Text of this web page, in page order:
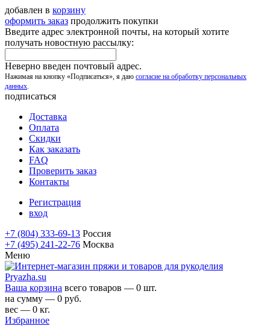
добавлен в корзину
оформить заказ продолжить покупки
Введите адрес электронной почты, на который хотите
получать новостную рассылку:
Неверно введен почтовый адрес.
Нажимая на кнопку «Подписаться», я даю согласие на обработку персональных
данных.
подписаться
Доставка
Оплата
Скидки
Как заказать
FAQ
Проверить заказ
Контакты
Регистрация
вход
+7 (804) 333-69-13 Россия
+7 (495) 241-22-76 Москва
Меню
Ваша корзина всего товаров — 0 шт.
на сумму — 0 руб.
вес — 0 кг.
Избранное